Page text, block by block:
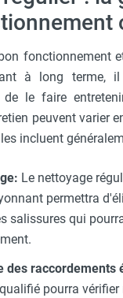
fonctionnement
à long terme,
le faire
peuvent varier
incluent
Le nettoyage
permettra
salissures qui
des raccordements
pourra